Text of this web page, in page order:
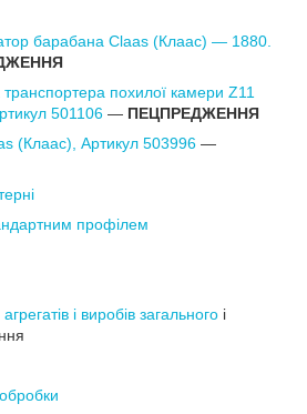
барабана Claas (Клаас) — 1880.
транспортера похилої камери Z11
501106 ― ПЕЦПРЕДЖЕННЯ
(Клаас), Артикул 503996 ―
профілем
агрегатів і виробів загального і